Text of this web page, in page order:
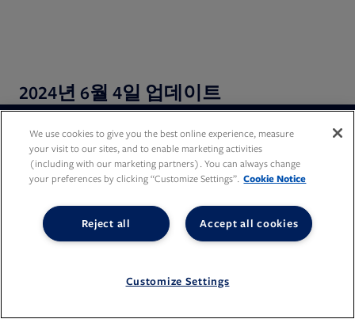
2024년 6월 4일 업데이트
Broadridge is a global technology leader with trusted expertise
and transformative technology, helping our clients and the
power investing, governance, and communications for our
clients – driving operational resilience, elevating business
performance, and transforming investor experiences.
Opens in new tab
Opens in new tab
Opens in new tab
We use cookies to give you the best online experience, measure
your visit to our sites, and to enable marketing activities
(including with our marketing partners). You can always change
your preferences by clicking “Customize Settings”. Cookie Notice
Accept all cookies
Reject all
Customize Settings